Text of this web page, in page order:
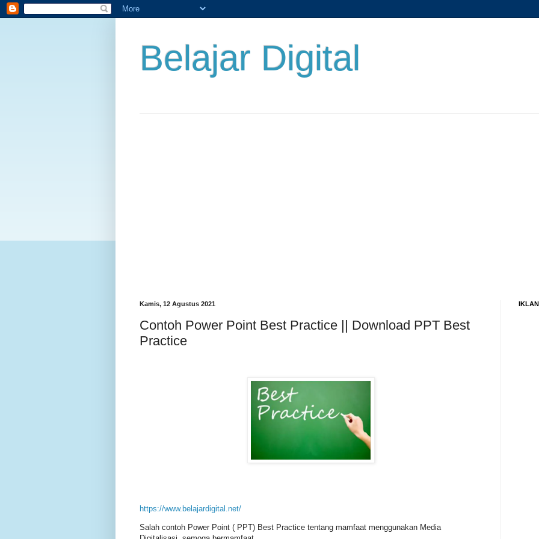
Belajar Digital
Kamis, 12 Agustus 2021
Contoh Power Point Best Practice || Download PPT Best
Practice
https://www.belajardigital.net/
Salah contoh Power Point ( PPT) Best Practice tentang mamfaat menggunakan Media